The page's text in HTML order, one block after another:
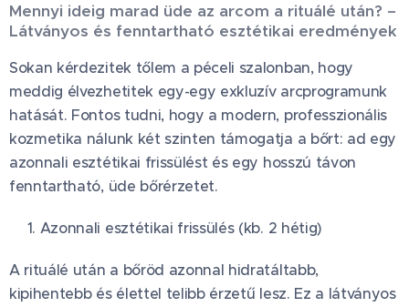
Mennyi ideig marad üde az arcom a rituálé után? –
Látványos és fenntartható esztétikai eredmények
Sokan kérdezitek tőlem a péceli szalonban, hogy
meddig élvezhetitek egy-egy exkluzív arcprogramunk
hatását. Fontos tudni, hogy a modern, professzionális
kozmetika nálunk két szinten támogatja a bőrt: ad egy
azonnali esztétikai frissülést és egy hosszú távon
fenntartható, üde bőrérzetet.
✨1. Azonnali esztétikai frissülés (kb. 2 hétig)
A rituálé után a bőröd azonnal hidratáltabb,
kipihentebb és élettel telibb érzetű lesz. Ez a látványos